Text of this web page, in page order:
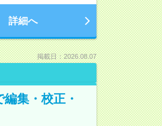
詳細へ
掲載日：2026.08.07
集・校正・